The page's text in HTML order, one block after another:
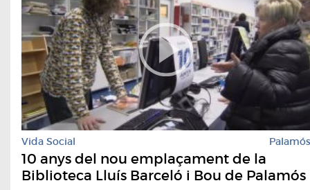
Vida Social Palamós
10 anys del nou emplaçament de la
Biblioteca Lluís Barceló i Bou de Palamós